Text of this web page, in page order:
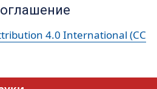
4.0 International (CC